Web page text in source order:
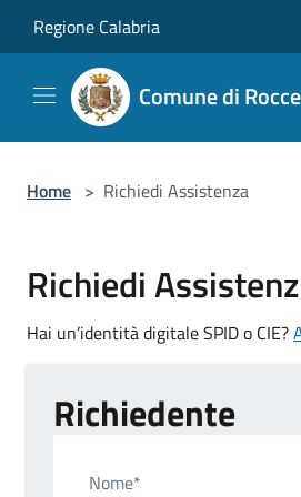
Regione Calabria
Comune di
Home > Richiedi Assistenza
Richiedi
Hai un’identità digitale SPID o CIE?
Richiedente
Nome*